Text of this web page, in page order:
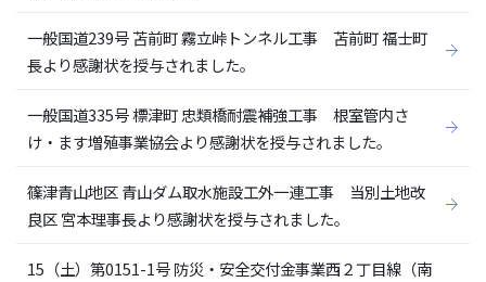
一般国道239号 苫前町 霧立峠トンネル工事 苫前町 福士町
長より感謝状を授与されました。
一般国道335号 標津町 忠類橋耐震補強工事 根室管内さ
け・ます増殖事業協会より感謝状を授与されました。
篠津青山地区 青山ダム取水施設工外一連工事 当別土地改
良区 宮本理事長より感謝状を授与されました。
15（土）第0151-1号 防災・安全交付金事業西２丁目線（南